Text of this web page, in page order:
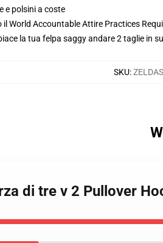
e polsini a coste
World Accountable Attire Practices
la tua felpa saggy andare 2 taglie in su
SKU:
di tre v 2 Pullover